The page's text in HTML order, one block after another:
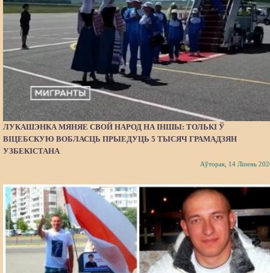
ЛУКАШЭНКА МЯНЯЕ СВОЙ НАРОД НА ІНШЫ: ТОЛЬКІ Ў
ВІЦЕБСКУЮ ВОБЛАСЦЬ ПРЫЕДУЦЬ 5 ТЫСЯЧ ГРАМАДЗЯН
УЗБЕКІСТАНА
Аўторак, 14 Ліпень